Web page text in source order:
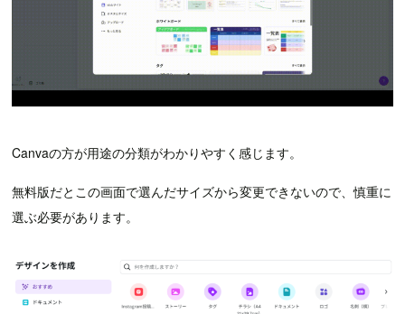
Canvaの方が用途の分類がわかりやすく感じます。
無料版だとこの画面で選んだサイズから変更できないので、慎重に
選ぶ必要があります。